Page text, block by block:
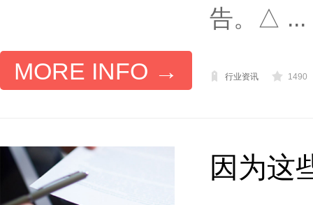
告。△ ...
MORE INFO →
行业资讯 1490
因为这